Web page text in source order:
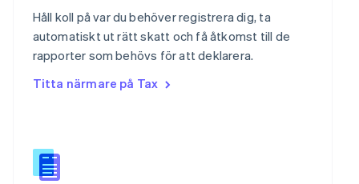
Håll koll på var du behöver registrera dig, ta
automatiskt ut rätt skatt och få åtkomst till de
rapporter som behövs för att deklarera.
Titta närmare på Tax
Schweiz
DeutschFrançaisItalianoEnglish
Singapore
Slovakien
Spanien
Español